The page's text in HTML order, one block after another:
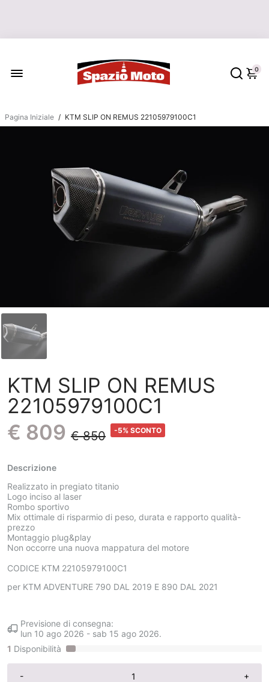
0
Pagina Iniziale / KTM SLIP ON REMUS 22105979100C1
KTM SLIP ON REMUS
22105979100C1
€ 809 € 850 -5% SCONTO
Descrizione
Realizzato in pregiato titanio
Logo inciso al laser
Rombo sportivo
Mix ottimale di risparmio di peso, durata e rapporto qualità-
prezzo
Montaggio plug&play
Non occorre una nuova mappatura del motore
CODICE KTM 22105979100C1
per KTM ADVENTURE 790 DAL 2019 E 890 DAL 2021
Previsione di consegna:
lun 10 ago 2026 - sab 15 ago 2026.
1 Disponibilità
- +